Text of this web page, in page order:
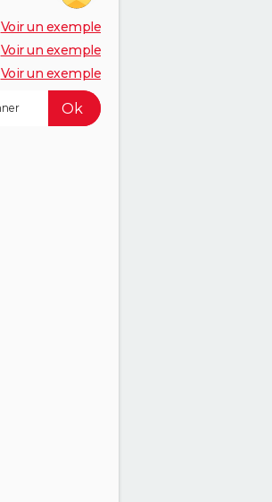
Voir un exemple
Voir un exemple
Voir un exemple